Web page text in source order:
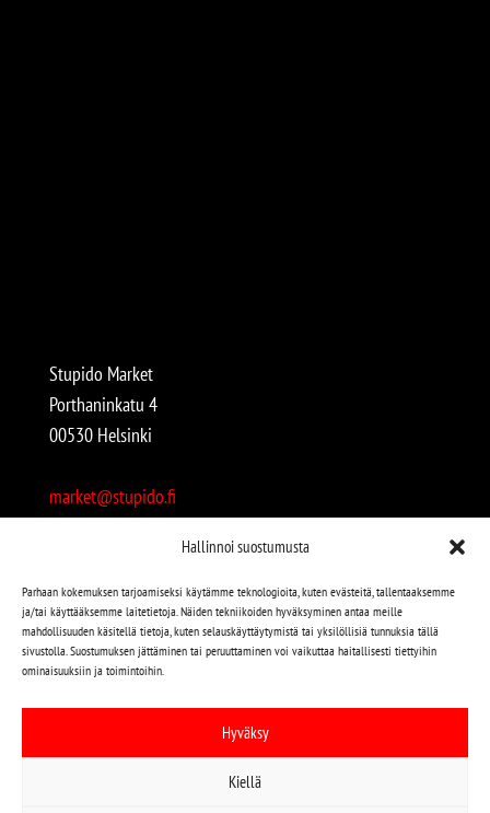
Hallinnoi suostumusta
Parhaan kokemuksen tarjoamiseksi käytämme teknologioita, kuten evästeitä, tallentaaksemme
ja/tai käyttääksemme laitetietoja. Näiden tekniikoiden hyväksyminen antaa meille
mahdollisuuden käsitellä tietoja, kuten selauskäyttäytymistä tai yksilöllisiä tunnuksia tällä
sivustolla. Suostumuksen jättäminen tai peruuttaminen voi vaikuttaa haitallisesti tiettyihin
ominaisuuksiin ja toimintoihin.
Hyväksy
Kiellä
Stupido Market
Porthaninkatu 4
00530 Helsinki
market@stupido.fi
Avoinna:
arkisin 12-18
lauantaisin 12-17
Stupido löytyy myös kivijalasta!
Stupido Marketista löydät niin uudet kuin käytetytkin
levyt, vaatteet, kirjat, korut jne jne…